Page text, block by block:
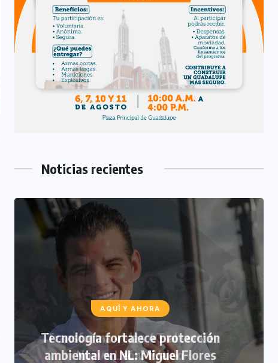
Noticias recientes
AQUÍ Y AHORA
Tecnología fortalece protección
ambiental en NL: Miguel Flores